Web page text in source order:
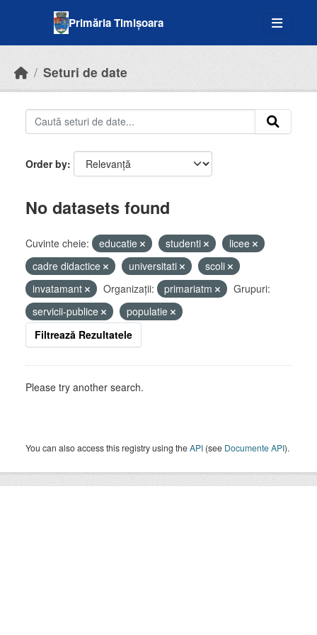
Primăria Timișoara
Seturi de date
Order by
No datasets found
Cuvinte cheie: educatie studenti
licee
cadre didactice
universitati
scoli
invatamant
Organizații: primariatm
Grupuri:
servicii-publice
populatie
Filtrează Rezultatele
Please try another search.
You can also access this registry using theAPI (see Documente API).